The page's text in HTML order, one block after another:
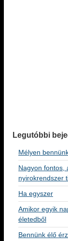
Legutóbbi
Mélyen
Nagyon fontos,
nyirokrendszer
Ha egyszer
Amikor egyik
életedből
Bennünk élő